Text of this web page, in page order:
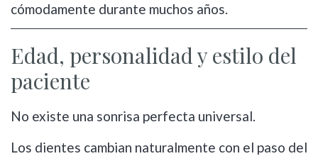
cómodamente durante muchos años.
Edad, personalidad y estilo del
paciente
No existe una sonrisa perfecta universal.
Los dientes cambian naturalmente con el paso del